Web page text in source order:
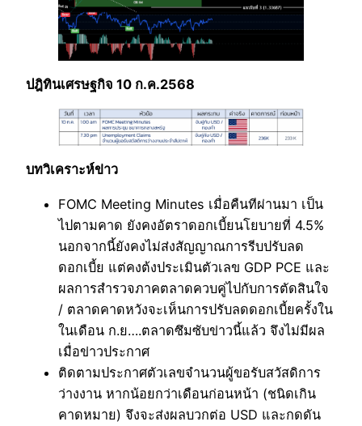
ปฎิทินเศรษฐกิจ 10 ก.ค.2568
บทวิเคราะห์ข่าว
FOMC Meeting Minutes เมื่อคืนทีผ่านมา เป็น
ไปตามคาด ยังคงอัตราดอกเบี้ยนโยบายที่ 4.5%
นอกจากนี้ยังคงไม่ส่งสัญญาณการรีบปรับลด
ดอกเบี้ย แต่คงต้งประเมินตัวเลข GDP PCE และ
ผลการสำรวจภาคตลาดควบคู่ไปกับการตัดสินใจ
/ ตลาดคาดหวังจะเห็นการปรับลดดอกเบี้ยครั้งใน
ในเดือน ก.ย….ตลาดซึมซับข่าวนี้แล้ว จึงไม่มีผล
เมื่อข่าวประกาศ
ติดตามประกาศตัวเลขจำนวนผู้ขอรับสวัสดิการ
ว่างงาน หากน้อยกว่าเดือนก่อนหน้า (ชนิดเกิน
คาดหมาย) จึงจะส่งผลบวกต่อ USD และกดดัน